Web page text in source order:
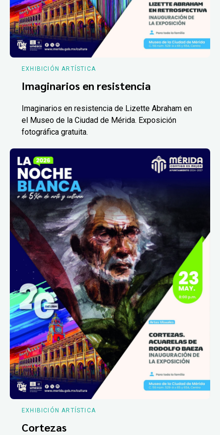
EXHIBICIÓN ARTÍSTICA
Imaginarios en resistencia
Imaginarios en resistencia de Lizette Abraham en
el Museo de la Ciudad de Mérida. Exposición
fotográfica gratuita.
EXHIBICIÓN ARTÍSTICA
Cortezas